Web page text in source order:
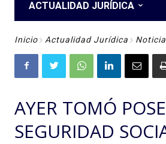
ACTUALIDAD JURÍDICA
Inicio Actualidad Jurídica
AYER TOMÓ
SEGURIDAD